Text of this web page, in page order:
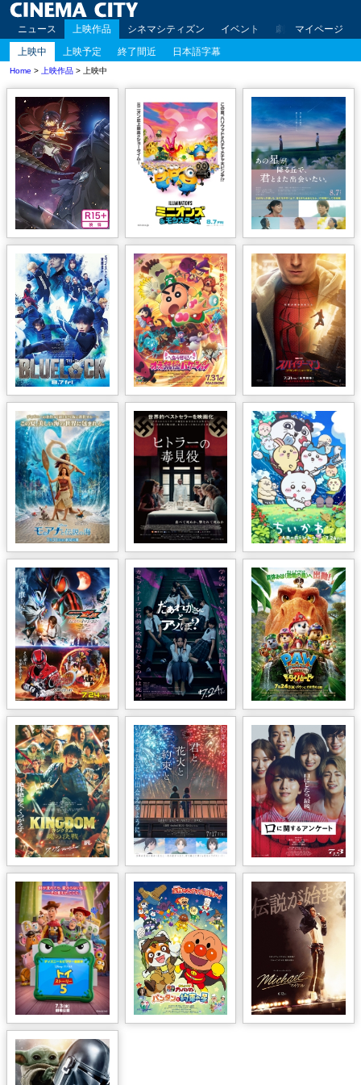
ニュース 上映作品 シネマシティズン イベント 劇場案内 アク
マイページ
上映中
上映予定 終了間近 日本語字幕
Home > 上映作品 > 上映中